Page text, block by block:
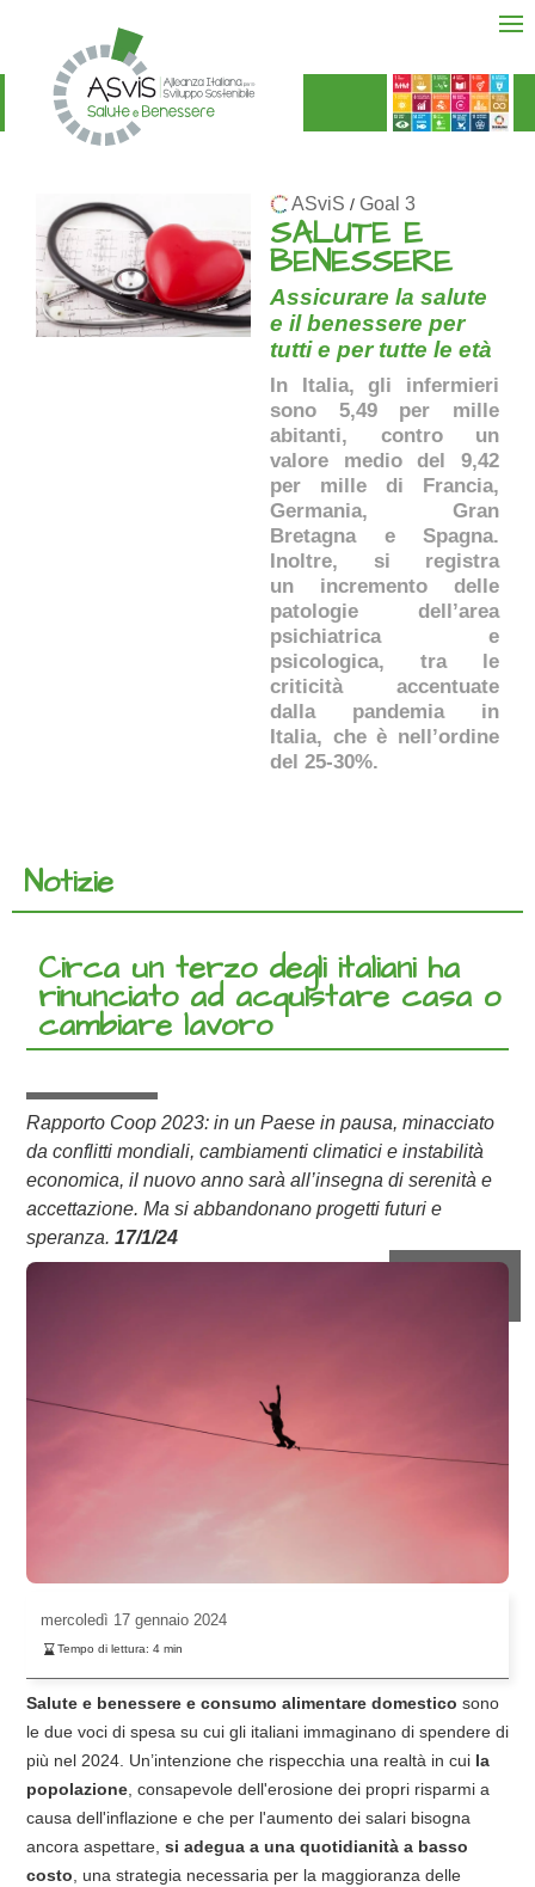
ASviS / Goal 3
SALUTE E
BENESSERE
Assicurare la salute
e il benessere per
tutti e per tutte le età
In Italia, gli infermieri
sono 5,49 per mille
abitanti, contro un
valore medio del 9,42
per mille di Francia,
Germania, Gran
Bretagna e Spagna.
Inoltre, si registra
un incremento delle
patologie dell’area
psichiatrica e
psicologica, tra le
criticità accentuate
dalla pandemia in
Italia, che è nell’ordine
del 25-30%.
Notizie
Circa un terzo degli italiani ha
rinunciato ad acquistare casa o
cambiare lavoro
Rapporto Coop 2023: in un Paese in pausa, minacciato
da conflitti mondiali, cambiamenti climatici e instabilità
economica, il nuovo anno sarà all’insegna di serenità e
accettazione. Ma si abbandonano progetti futuri e
speranza. 17/1/24
mercoledì 17 gennaio 2024
Tempo di lettura:4 min
Salute e benessere e consumo alimentare domestico sono
le due voci di spesa su cui gli italiani immaginano di spendere di
più nel 2024. Un’intenzione che rispecchia una realtà in cui la
popolazione, consapevole dell'erosione dei propri risparmi a
causa dell'inflazione e che per l'aumento dei salari bisogna
ancora aspettare, si adegua a una quotidianità a basso
costo, una strategia necessaria per la maggioranza delle